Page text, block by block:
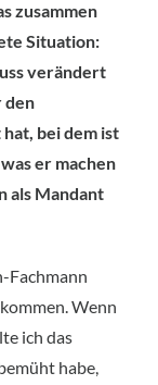
zusammen
Situation:
verändert
den
bei dem ist
er machen
als Mandant
Fachmann
Wenn
ich das
habe,